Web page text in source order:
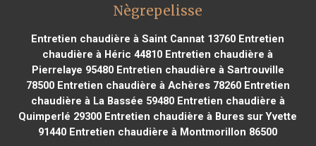
Nègrepelisse
Entretien chaudière à Saint Cannat 13760 Entretien
chaudière à Héric 44810 Entretien chaudière à
Pierrelaye 95480Entretien chaudière à Sartrouville
78500Entretien chaudière à Achères 78260Entretien
chaudière à La Bassée 59480Entretien chaudière à
Quimperlé 29300 Entretien chaudière à Bures sur Yvette
91440 Entretien chaudière à Montmorillon 86500